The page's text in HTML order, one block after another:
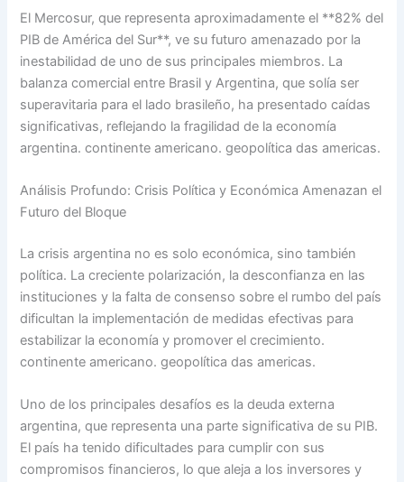
El Mercosur, que representa aproximadamente el **82% del
PIB de América del Sur**, ve su futuro amenazado por la
inestabilidad de uno de sus principales miembros. La
balanza comercial entre Brasil y Argentina, que solía ser
superavitaria para el lado brasileño, ha presentado caídas
significativas, reflejando la fragilidad de la economía
argentina. continente americano. geopolítica das americas.
Análisis Profundo: Crisis Política y Económica Amenazan el
Futuro del Bloque
La crisis argentina no es solo económica, sino también
política. La creciente polarización, la desconfianza en las
instituciones y la falta de consenso sobre el rumbo del país
dificultan la implementación de medidas efectivas para
estabilizar la economía y promover el crecimiento.
continente americano. geopolítica das americas.
Uno de los principales desafíos es la deuda externa
argentina, que representa una parte significativa de su PIB.
El país ha tenido dificultades para cumplir con sus
compromisos financieros, lo que aleja a los inversores y